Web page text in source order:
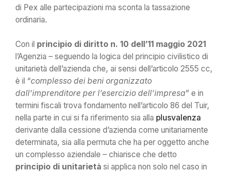
di Pex alle partecipazioni ma sconta la tassazione
ordinaria.
Con il principio di diritto n. 10 dell’11 maggio 2021
l’Agenzia – seguendo la logica del principio civilistico di
unitarietà dell’azienda che, ai sensi dell’articolo 2555 cc,
è il “complesso dei beni organizzato
dall’imprenditore per l’esercizio dell’impresa” e in
termini fiscali trova fondamento nell’articolo 86 del Tuir,
nella parte in cui si fa riferimento sia alla plusvalenza
derivante dalla cessione d’azienda come unitariamente
determinata, sia alla permuta che ha per oggetto anche
un complesso aziendale – chiarisce che detto
principio di unitarietà si applica non solo nel caso in